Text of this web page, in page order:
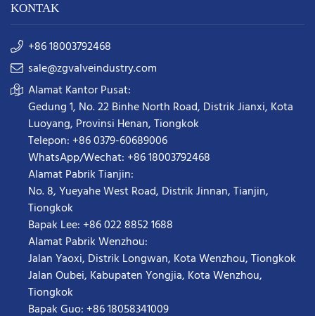
KONTAK
+86 18003792468
sale@zgvalveindustry.com
Alamat Kantor Pusat:
Gedung 1, No. 22 Binhe North Road, Distrik Jianxi, Kota
Luoyang, Provinsi Henan, Tiongkok
Telepon: +86 0379-60689006
WhatsApp/Wechat: +86 18003792468
Alamat Pabrik Tianjin:
No. 8, Yueyahe West Road, Distrik Jinnan, Tianjin,
Tiongkok
Bapak Lee: +86 022 8852 1688
Alamat Pabrik Wenzhou:
Jalan Yaoxi, Distrik Longwan, Kota Wenzhou, Tiongkok
Jalan Oubei, Kabupaten Yongjia, Kota Wenzhou,
Tiongkok
Bapak Guo: +86 18058341009